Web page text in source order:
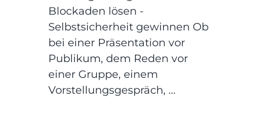
Blockaden lösen -
Selbstsicherheit gewinnen Ob
bei einer Präsentation vor
Publikum, dem Reden vor
einer Gruppe, einem
Vorstellungsgespräch, ...